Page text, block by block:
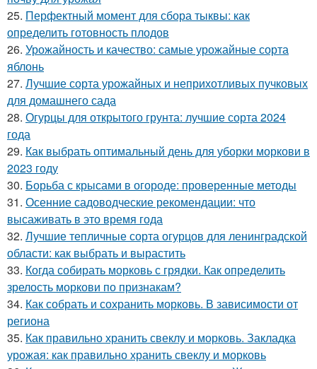
25. Перфектный момент для сбора тыквы: как
определить готовность плодов
26. Урожайность и качество: самые урожайные сорта
яблонь
27. Лучшие сорта урожайных и неприхотливых пучковых
для домашнего сада
28. Огурцы для открытого грунта: лучшие сорта 2024
года
29. Как выбрать оптимальный день для уборки моркови в
2023 году
30. Борьба с крысами в огороде: проверенные методы
31. Осенние садоводческие рекомендации: что
высаживать в это время года
32. Лучшие тепличные сорта огурцов для ленинградской
области: как выбрать и вырастить
33. Когда собирать морковь с грядки. Как определить
зрелость моркови по признакам?
34. Как собрать и сохранить морковь. В зависимости от
региона
35. Как правильно хранить свеклу и морковь. Закладка
урожая: как правильно хранить свеклу и морковь